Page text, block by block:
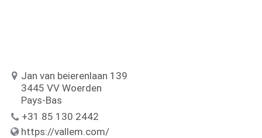
Jan van beierenlaan 139
3445 VV Woerden
Pays-Bas
+31 85 130 2442
https://vallem.com/